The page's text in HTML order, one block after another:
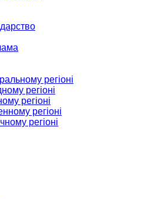
регіоні
регіоні
регіоні
регіоні
регіоні